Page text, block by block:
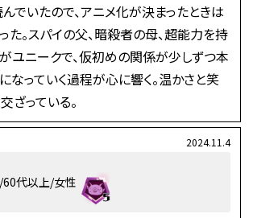
でいたので、アニメ化が決まったときは
た。スパイの父、暗殺者の母、超能力を持
ユニークで、仮初めの関係が少しずつ本
なっていく過程が心に響く。温かさと笑
ざっている。
2024.11.4
代以上/女性